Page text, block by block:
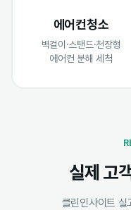
에어컨청소
벽걸이·스탠드·천장형
에어컨 분해 세척
실제 고
클린인사이트 실